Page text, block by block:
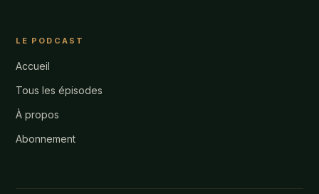
LE PODCAST
Accueil
Tous les épisodes
À propos
Abonnement